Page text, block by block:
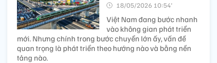
18/05/2026 10:54’
Việt Nam đang bước nhanh
vào không gian phát triển
mới. Nhưng chính trong bước chuyển lớn ấy, vấn đề
quan trọng là phát triển theo hướng nào và bằng nền
tảng nào.